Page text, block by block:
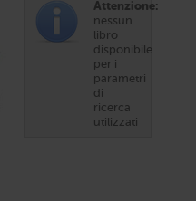
Attenzione:
nessun
libro
disponibile
per i
parametri
di
ricerca
utilizzati